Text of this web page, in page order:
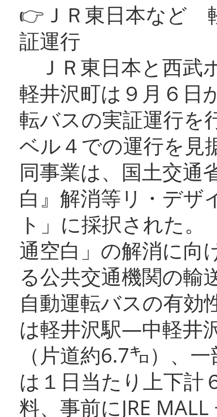
👉ＪＲ東日本など
証運行
ＪＲ東日本と西武
軽井沢町は９月６日
転バスの実証運行を
ベル４での運行を見
同事業は、国土交通
白』解消等リ・デザ
ト」に採択された
通空白」の解消に向
る公共交通機関の輸
自動運転バスの有効
は軽井沢駅―中軽井
（片道約6.7㌔）、
は１日当たり上下計
料、事前にJRE